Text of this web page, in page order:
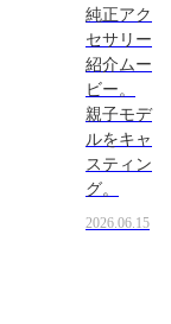
純正アク
セサリー
紹介ムー
ビー。
親子モデ
ルをキャ
スティン
グ。
2026.06.15